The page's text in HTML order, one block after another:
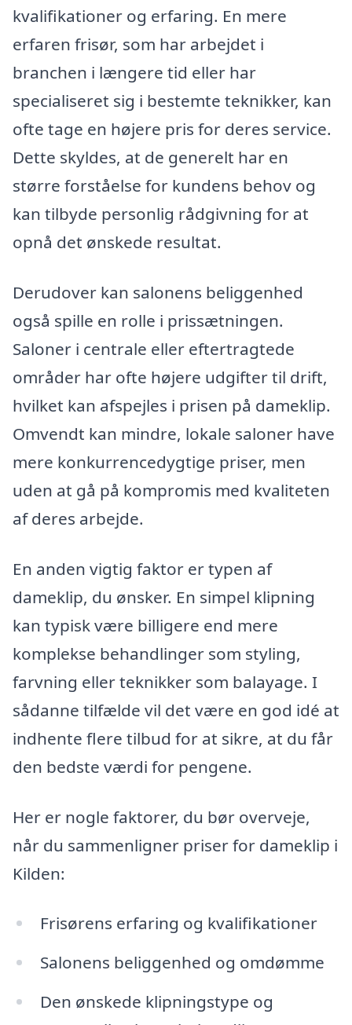
kvalifikationer og erfaring. En mere
erfaren frisør, som har arbejdet i
branchen i længere tid eller har
specialiseret sig i bestemte teknikker, kan
ofte tage en højere pris for deres service.
Dette skyldes, at de generelt har en
større forståelse for kundens behov og
kan tilbyde personlig rådgivning for at
opnå det ønskede resultat.
Derudover kan salonens beliggenhed
også spille en rolle i prissætningen.
Saloner i centrale eller eftertragtede
områder har ofte højere udgifter til drift,
hvilket kan afspejles i prisen på dameklip.
Omvendt kan mindre, lokale saloner have
mere konkurrencedygtige priser, men
uden at gå på kompromis med kvaliteten
af deres arbejde.
En anden vigtig faktor er typen af
dameklip, du ønsker. En simpel klipning
kan typisk være billigere end mere
komplekse behandlinger som styling,
farvning eller teknikker som balayage. I
sådanne tilfælde vil det være en god idé at
indhente flere tilbud for at sikre, at du får
den bedste værdi for pengene.
Her er nogle faktorer, du bør overveje,
når du sammenligner priser for dameklip i
Kilden:
Frisørens erfaring og kvalifikationer
Salonens beliggenhed og omdømme
Den ønskede klipningstype og